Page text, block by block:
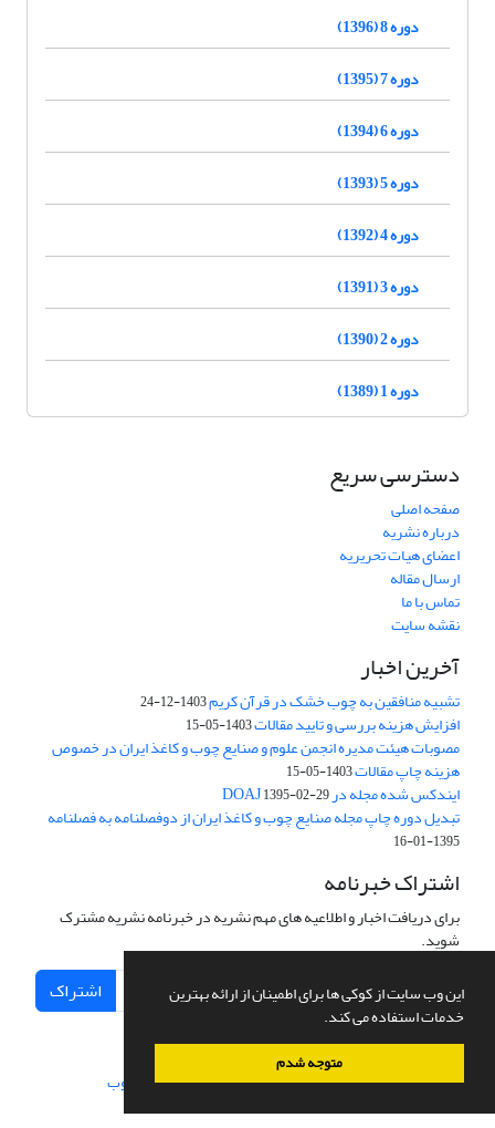
این وب سایت از کوکی ها برای اطمینان از ارائه بهترین
خدمات استفاده می کند.
متوجه شدم
دوره 8 (1396)
دوره 7 (1395)
دوره 6 (1394)
دوره 5 (1393)
دوره 4 (1392)
دوره 3 (1391)
دوره 2 (1390)
دوره 1 (1389)
دسترسی سریع
صفحه اصلی
درباره نشریه
اعضای هیات تحریریه
ارسال مقاله
تماس با ما
نقشه سایت
آخرین اخبار
تشبیه منافقین به چوب خشک در قرآن کریم1403-12-24
افزایش هزینه بررسی و تایید مقالات1403-05-15
مصوبات هیئت مدیره انجمن علوم و صنایع چوب و کاغذ ایران در خصوص
هزینه چاپ مقالات1403-05-15
ایندکس شده مجله در DOAJ1395-02-29
تبدیل دوره چاپ مجله صنایع چوب و کاغذ ایران از دوفصلنامه به فصلنامه
1395-01-16
اشتراک خبرنامه
برای دریافت اخبار و اطلاعیه های مهم نشریه در خبرنامه نشریه مشترک
شوید.
اشتراک
سامانه مدیریت نشریات علمی.طراحی و پیاده سازی از سیناوب